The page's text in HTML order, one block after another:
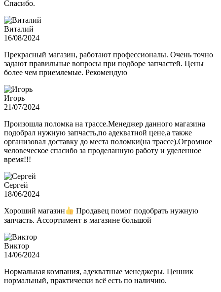
Спасибо.
Виталий
16/08/2024
Прекрасный магазин, работают профессионалы. Очень точно
задают правильные вопросы при подборе запчастей. Цены
более чем приемлемые. Рекомендую
Игорь
21/07/2024
Произошла поломка на трассе.Менеджер данного магазина
подобрал нужную запчасть,по адекватной цене,а также
организовал доставку до места поломки(на трассе).Огромное
человеческое спасибо за проделанную работу и уделенное
время!!!
Сергей
18/06/2024
Хороший магазин
Продавец помог подобрать нужную
запчасть. Ассортимент в магазине большой
Виктор
14/06/2024
Нормальная компания, адекватные менеджеры. Ценник
нормальный, практически всё есть по наличию.